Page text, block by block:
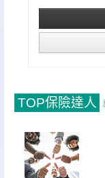
TOP保險達人